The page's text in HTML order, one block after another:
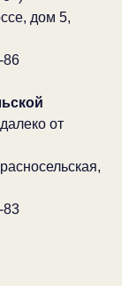
дом 5,
86
от
83